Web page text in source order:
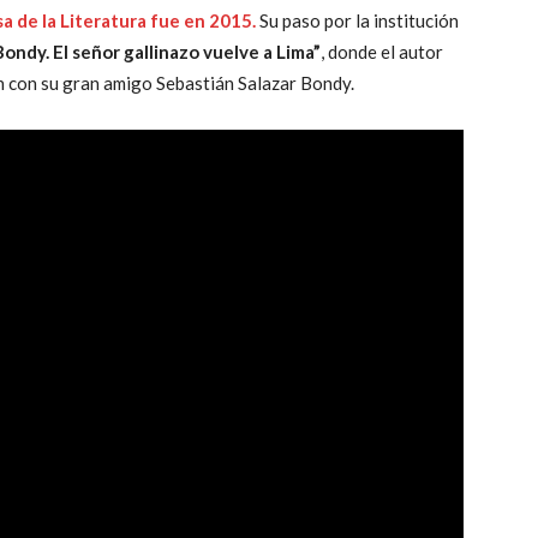
de la Literatura fue en 2015.Su paso por la institución
El señor gallinazo vuelve a Lima”, donde el autor
su gran amigo Sebastián Salazar Bondy.